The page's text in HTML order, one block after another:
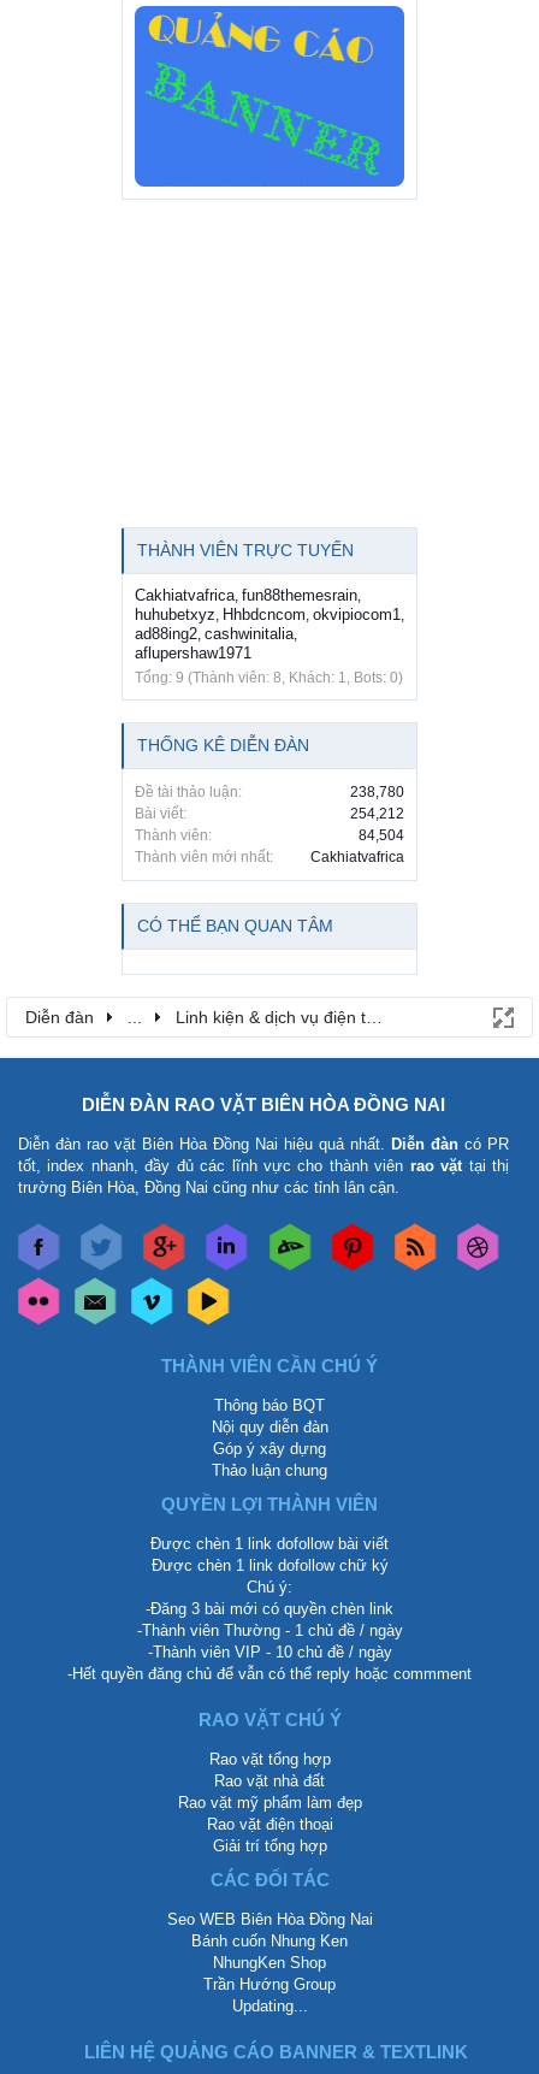
THÀNH VIÊN TRỰC TUYẾN
Cakhiatvafrica fun88themesrain
huhubetxyz Hhbdcncom okvipiocom1
ad88ing2 cashwinitalia
aflupershaw1971
Tổng: 9 (Thành viên: 8, Khách: 1, Bots: 0)
THỐNG KÊ DIỄN ĐÀN
Đề tài thảo luận:
238,780
Bài viết:
254,212
Thành viên:
84,504
Thành viên mới nhất:
Cakhiatvafrica
CÓ THỂ BẠN QUAN TÂM
Diễn đàn Linh kiện & dịch vụ điện thoại
DIỄN ĐÀN RAO VẶT BIÊN HÒA ĐỒNG NAI
Diễn đàn rao vặt Biên Hòa Đồng Nai hiệu quả nhất. Diễn đàn có PR
tốt, index nhanh, đầy đủ các lĩnh vực cho thành viên rao vặt tại thị
trường Biên Hòa, Đồng Nai cũng như các tỉnh lân cận.
THÀNH VIÊN CẦN CHÚ Ý
Thông báo BQT
Nội quy diễn đàn
Góp ý xây dựng
Thảo luận chung
QUYỀN LỢI THÀNH VIÊN
Được chèn 1 link dofollow bài viết
Được chèn 1 link dofollow chữ ký
Chú ý:
-Đăng 3 bài mới có quyền chèn link
-Thành viên Thường - 1 chủ đề / ngày
-Thành viên VIP - 10 chủ đề / ngày
-Hết quyền đăng chủ để vẫn có thể reply hoặc commment
RAO VẶT CHÚ Ý
Rao vặt tổng hợp
Rao vặt nhà đất
Rao vặt mỹ phẩm làm đẹp
Rao vặt điện thoại
Giải trí tổng hợp
CÁC ĐỐI TÁC
Seo WEB Biên Hòa Đồng Nai
Bánh cuốn Nhung Ken
NhungKen Shop
Trần Hướng Group
Updating...
LIÊN HỆ QUẢNG CÁO BANNER & TEXTLINK